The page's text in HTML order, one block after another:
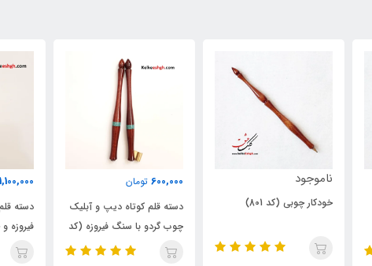
600,000
دسته قلم کوتاه دیپ و آبلیک
1,100,000
دسته قلم چوب چنار با سنگ
فیروزه و خاتم کاری شده (کد